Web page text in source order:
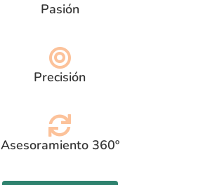
Pasión
Precisión
Asesoramiento 360º